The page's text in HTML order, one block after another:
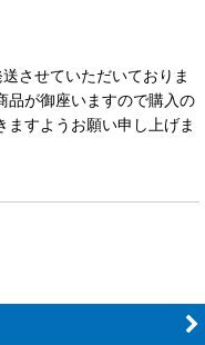
させていただいておりま
品が御座いますので購入の
すようお願い申し上げま